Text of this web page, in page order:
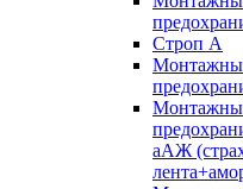
Строп А
аАЖ